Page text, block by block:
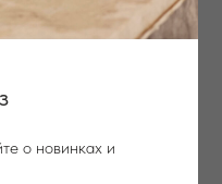
в корзину
о новинках и